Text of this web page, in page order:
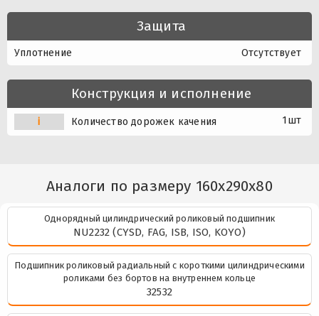
Защита
Уплотнение Отсутствует
Конструкция и исполнение
i Количество дорожек качения 1шт
Аналоги по размеру 160x290x80
Однорядный цилиндрический роликовый подшипник
NU2232 (CYSD, FAG, ISB, ISO, KOYO)
Подшипник роликовый радиальный с короткими цилиндрическими
роликами без бортов на внутреннем кольце
32532